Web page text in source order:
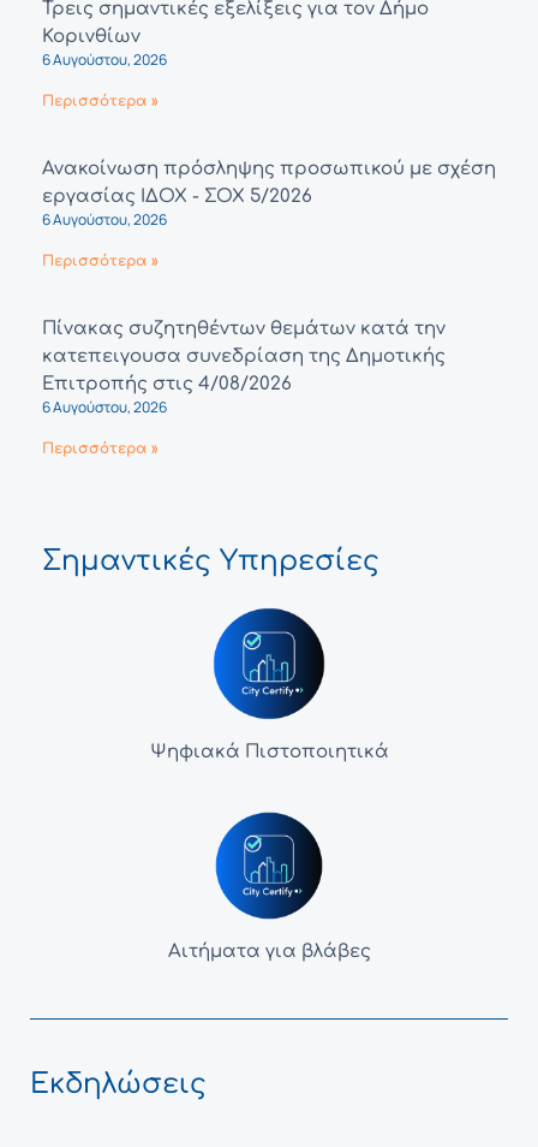
Τρεις σημαντικές εξελίξεις για τον Δήμο
Κορινθίων
6 Αυγούστου, 2026
Περισσότερα »
Ανακοίνωση πρόσληψης προσωπικού με σχέση
εργασίας ΙΔΟΧ - ΣΟΧ 5/2026
6 Αυγούστου, 2026
Περισσότερα »
Πίνακας συζητηθέντων θεμάτων κατά την
κατεπειγουσα συνεδρίαση της Δημοτικής
Επιτροπής στις 4/08/2026
6 Αυγούστου, 2026
Περισσότερα »
Σημαντικές Υπηρεσίες
Ψηφιακά Πιστοποιητικά
Αιτήματα για βλάβες
Εκδηλώσεις